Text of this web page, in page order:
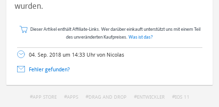
wurden.
Dieser Artikel enthält Affiliate-Links. Wer darüber einkauft unterstützt uns mit einem Teil
des unveränderten Kaufpreises. Was ist das?
04. Sep. 2018 um 14:33 Uhr von Nicolas
Fehler gefunden?
APP STORE APPS DRAG AND DROP ENTWICKLER IOS 11